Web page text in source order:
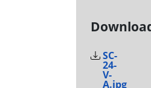
SC-
24-
V-
A.jpg